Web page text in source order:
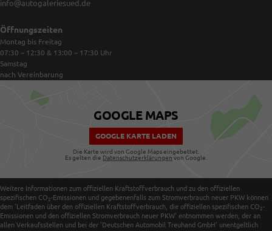
info@autogaleriesued.de
Öffnungszeiten
Montag bis Freitag
07:30 – 12:30 & 13:00 – 17:30 Uhr
Samstag
nach Vereinbarung
GOOGLE MAPS
GOOGLE KARTE LADEN
Die Karte wird von Google Maps eingebettet.
Es gelten die Datenschutzerklärungen von Google.
Weitere Informationen zum offiziellen Kraftstoffverbrauch und zu den offiziellen
spezifischen CO 2-Emissionen und gegebenenfalls zum Stromverbrauch neuer PKW können
dem 'Leitfaden über den offiziellen Kraftstoffverbrauch, die offiziellen spezifischen CO 2-
Emissionen und den offiziellen Stromverbrauch neuer PKW' entnommen werden, der an
allen Verkaufsstellen und bei der 'Deutschen Automobil Treuhand GmbH' unentgeltlich